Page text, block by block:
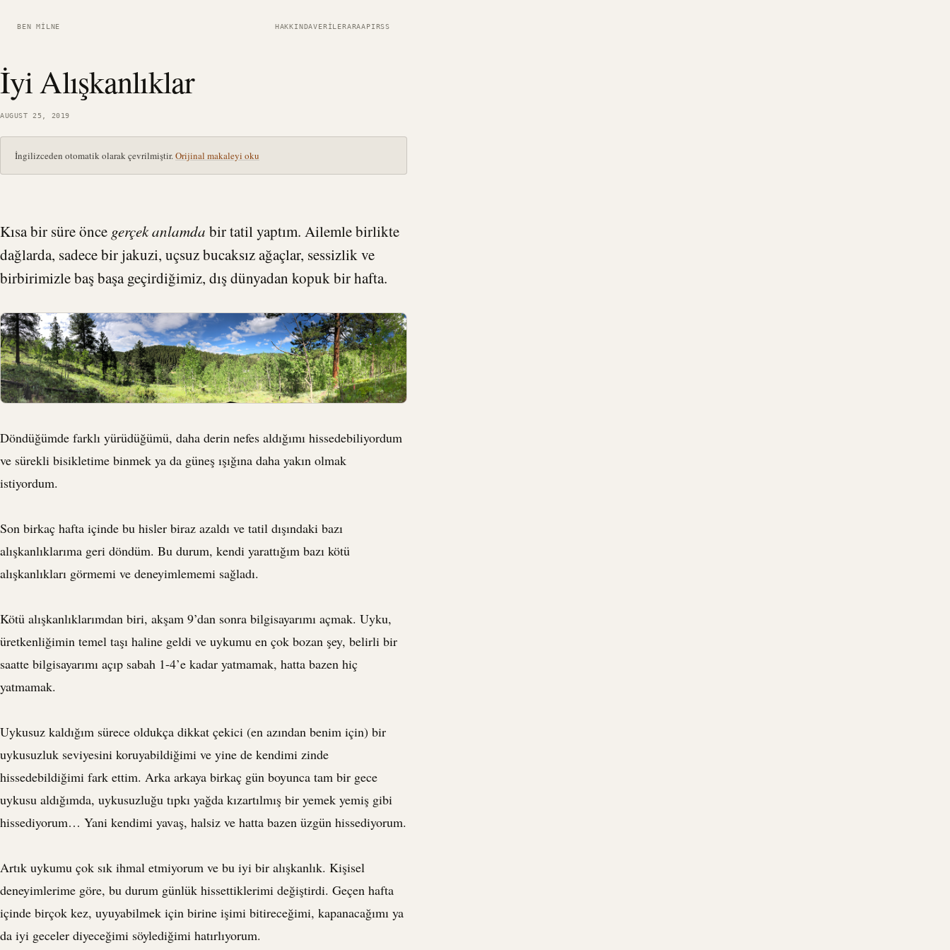
BEN MILNE HAKKINDAVERILERARAAPIRSS
İyi Alışkanlıklar
AUGUST 25, 2019
İngilizceden otomatik olarak çevrilmiştir.Orijinal makaleyi oku
Kısa bir süre önce gerçek anlamda bir tatil yaptım. Ailemle birlikte
dağlarda, sadece bir jakuzi, uçsuz bucaksız ağaçlar, sessizlik ve
birbirimizle baş başa geçirdiğimiz, dış dünyadan kopuk bir hafta.
Döndüğümde farklı yürüdüğümü, daha derin nefes aldığımı hissedebiliyordum
ve sürekli bisikletime binmek ya da güneş ışığına daha yakın olmak
istiyordum.
Son birkaç hafta içinde bu hisler biraz azaldı ve tatil dışındaki bazı
alışkanlıklarıma geri döndüm. Bu durum, kendi yarattığım bazı kötü
alışkanlıkları görmemi ve deneyimlememi sağladı.
Kötü alışkanlıklarımdan biri, akşam 9’dan sonra bilgisayarımı açmak. Uyku,
üretkenliğimin temel taşı haline geldi ve uykumu en çok bozan şey, belirli bir
saatte bilgisayarımı açıp sabah 1-4’e kadar yatmamak, hatta bazen hiç
yatmamak.
Uykusuz kaldığım sürece oldukça dikkat çekici (en azından benim için) bir
uykusuzluk seviyesini koruyabildiğimi ve yine de kendimi zinde
hissedebildiğimi fark ettim. Arka arkaya birkaç gün boyunca tam bir gece
uykusu aldığımda, uykusuzluğu tıpkı yağda kızartılmış bir yemek yemiş gibi
hissediyorum… Yani kendimi yavaş, halsiz ve hatta bazen üzgün hissediyorum.
Artık uykumu çok sık ihmal etmiyorum ve bu iyi bir alışkanlık. Kişisel
deneyimlerime göre, bu durum günlük hissettiklerimi değiştirdi. Geçen hafta
içinde birçok kez, uyuyabilmek için birine işimi bitireceğimi, kapanacağımı ya
da iyi geceler diyeceğimi söylediğimi hatırlıyorum.